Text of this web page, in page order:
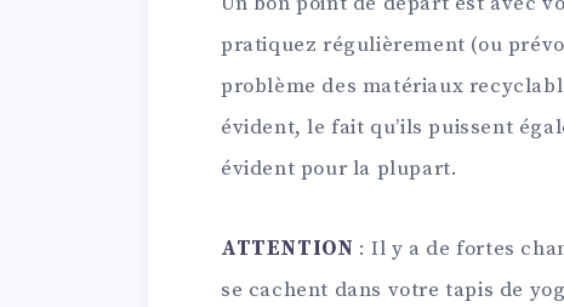
pratiquez régulièrement (ou
problème des matériaux
évident, le fait qu’ils puissent
évident pour la plupart.
ATTENTION : Il y a de fortes
se cachent dans votre tapis de